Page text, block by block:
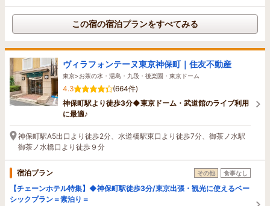
この宿の宿泊プランをすべてみる
ヴィラフォンテーヌ東京神保町｜住友不動産
東京>お茶の水・湯島・九段・後楽園・東京ドーム
4.3
(664件)
神保町駅より徒歩3分◆東京ドーム・武道館のライブ利用
に最適♪
神保町駅A5出口より徒歩2分、水道橋駅東口より徒歩7分、御茶ノ水駅
御茶ノ水橋口より徒歩９分
宿泊プラン その他 食事なし
【チェーンホテル特集】◆神保町駅徒歩3分/東京出張・観光に使えるベー
シックプラン＝素泊り＝